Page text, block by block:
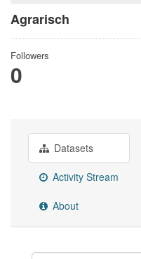
Agrarisch
Followers
0
Datasets
Activity Stream
About